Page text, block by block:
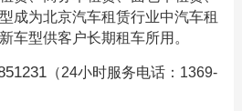
成为北京汽车租赁行业中汽车租
车型供客户长期租车所用。
（24小时服务电话：1369-